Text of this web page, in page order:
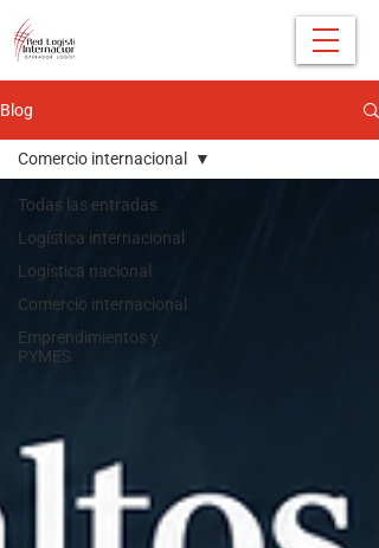
Blog
Todas las entradas
Logística internacional
Logística nacional
Comercio internacional
Emprendimientos y
PYMES
Comercio internacional